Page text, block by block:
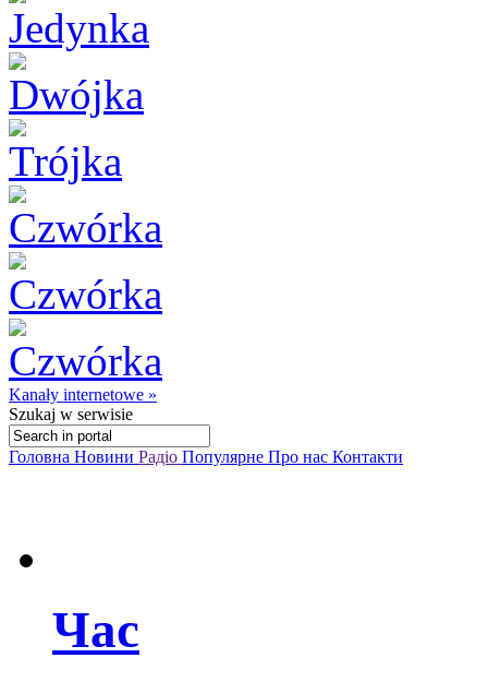
Kanały internetowe »
Szukaj w serwisie
Головна Новини Радіо Популярне Про нас Контакти
Час